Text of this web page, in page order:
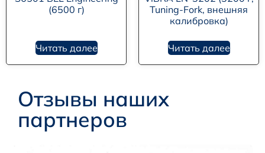
(6500 г)
Читать далее
Tuning-Fork, внешняя
калибровка)
Читать далее
Отзывы наших
партнеров